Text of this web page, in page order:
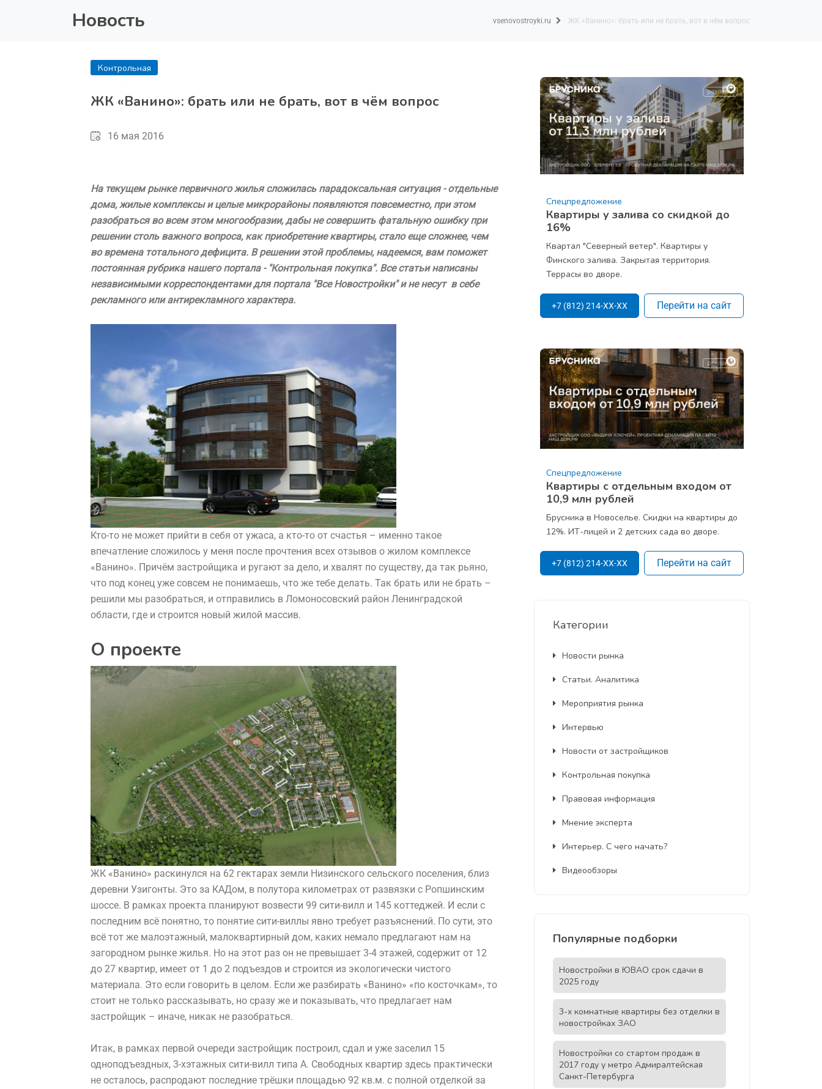
Новость vsenovostroyki.ru ЖК «Ванино»: брать или не брать, вот в чём вопрос
Контрольная
ЖК «Ванино»: брать или не брать, вот в чём вопрос
16 мая 2016
На текущем рынке первичного жилья сложилась парадоксальная ситуация - отдельные
дома, жилые комплексы и целые микрорайоны появляются повсеместно, при этом
разобраться во всем этом многообразии, дабы не совершить фатальную ошибку при
решении столь важного вопроса, как приобретение квартиры, стало еще сложнее, чем
во времена тотального дефицита. В решении этой проблемы, надеемся, вам поможет
постоянная рубрика нашего портала - "Контрольная покупка". Все статьи написаны
независимыми корреспондентами для портала "Все Новостройки" и не несут в себе
рекламного или антирекламного характера.
Кто-то не может прийти в себя от ужаса, а кто-то от счастья – именно такое
впечатление сложилось у меня после прочтения всех отзывов о жилом комплексе
«Ванино». Причём застройщика и ругают за дело, и хвалят по существу, да так рьяно,
что под конец уже совсем не понимаешь, что же тебе делать. Так брать или не брать –
решили мы разобраться, и отправились в Ломоносовский район Ленинградской
области, где и строится новый жилой массив.
О проекте
ЖК «Ванино» раскинулся на 62 гектарах земли Низинского сельского поселения, близ
деревни Узигонты. Это за КАДом, в полутора километрах от развязки с Ропшинским
шоссе. В рамках проекта планируют возвести 99 сити-вилл и 145 коттеджей. И если с
последним всё понятно, то понятие сити-виллы явно требует разъяснений. По сути, это
всё тот же малоэтажный, малоквартирный дом, каких немало предлагают нам на
загородном рынке жилья. Но на этот раз он не превышает 3-4 этажей, содержит от 12
до 27 квартир, имеет от 1 до 2 подъездов и строится из экологически чистого
материала. Это если говорить в целом. Если же разбирать «Ванино» «по косточкам», то
стоит не только рассказывать, но сразу же и показывать, что предлагает нам
застройщик – иначе, никак не разобраться.
Итак, в рамках первой очереди застройщик построил, сдал и уже заселил 15
одноподъездных, 3-хэтажных сити-вилл типа А. Свободных квартир здесь практически
не осталось, распродают последние трёшки площадью 92 кв.м. с полной отделкой за
Спецпредложение
Квартиры у залива со скидкой до
16%
Квартал "Северный ветер". Квартиры у
Финского залива. Закрытая территория.
Террасы во дворе.
+7 (812) 214-XX-XX Перейти на сайт
Спецпредложение
Квартиры с отдельным входом от
10,9 млн рублей
Брусника в Новоселье. Скидки на квартиры до
12%. ИТ-лицей и 2 детских сада во дворе.
+7 (812) 214-XX-XX Перейти на сайт
Категории
Новости рынка
Статьи. Аналитика
Мероприятия рынка
Интервью
Новости от застройщиков
Контрольная покупка
Правовая информация
Мнение эксперта
Интерьер. С чего начать?
Видеообзоры
Популярные подборки
Новостройки в ЮВАО срок сдачи в
2025 году
3-х комнатные квартиры без отделки в
новостройках ЗАО
Новостройки со стартом продаж в
2017 году у метро Адмиралтейская
Санкт-Петербурга